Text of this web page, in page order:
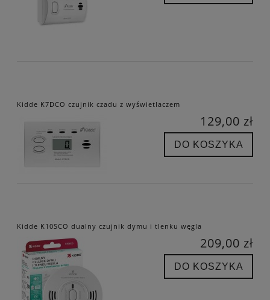
Kidde K7DCO czujnik czadu z wyświetlaczem
129,00 zł
DO KOSZYKA
Kidde K10SCO dualny czujnik dymu i tlenku węgla
209,00 zł
DO KOSZYKA